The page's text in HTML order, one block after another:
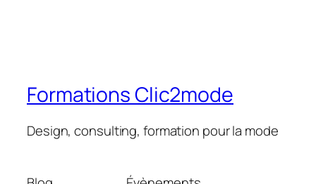
Formations Clic2mode
Design, consulting, formation pour la mode